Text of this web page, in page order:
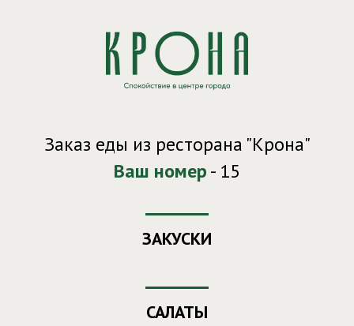
Заказ еды из ресторана "Крона"
Ваш номер- 15
ЗАКУСКИ
САЛАТЫ